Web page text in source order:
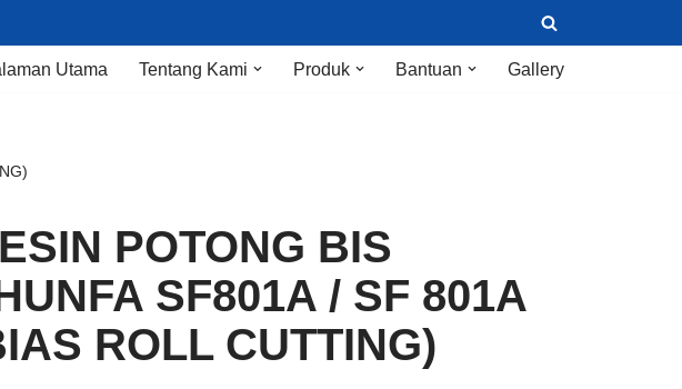
Utama Tentang Kami Produk Bantuan Gallery
POTONG BIS
SF801A / SF 801A
ROLL CUTTING)